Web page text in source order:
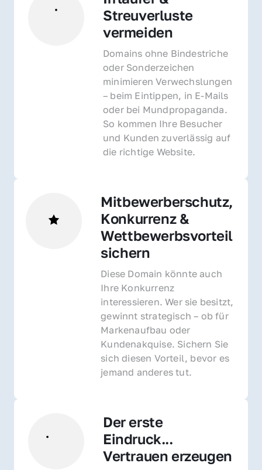
Streuverluste
vermeiden
Domains ohne Bindestriche
oder Sonderzeichen
minimieren Verwechslungen
– beim Eintippen, in E-Mails
oder bei Mundpropaganda.
So kommen Ihre Besucher
und Kunden zuverlässig auf
die richtige Website.
Mitbewerberschutz,
Konkurrenz &
Wettbewerbsvorteil
sichern
Diese Domain könnte auch
Ihre Konkurrenz
interessieren. Wer sie besitzt,
gewinnt strategisch – ob für
Markenaufbau oder
Kundenakquise. Sichern Sie
sich diesen Vorteil, bevor es
jemand anderes tut.
Der erste
Eindruck...
Vertrauen erzeugen